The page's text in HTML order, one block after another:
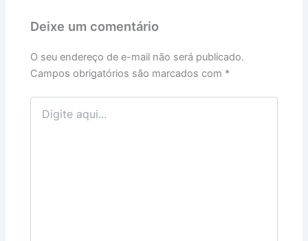
Deixe um comentário
O seu endereço de e-mail não será publicado.
Campos obrigatórios são marcados com *
Digite
aqui...